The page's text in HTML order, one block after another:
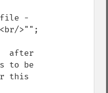
-
<br/>"";
after
to be
this